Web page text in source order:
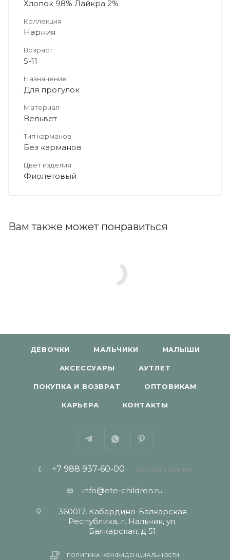
Хлопок 98% Лайкра 2%
Коллекция
Нарния
Возраст
5-11
Назначение
Для прогулок
Материал
Вельвет
Тип карманов
Без карманов
Цвет изделия
Фиолетовый
Вам также может понравиться
ДЕВОЧКИ МАЛЬЧИКИ МАЛЫШИ
АКСЕССУАРЫ АУТЛЕТ
ПОКУПКА И ВОЗВРАТ ОПТОВИКАМ
КАРЬЕРА КОНТАКТЫ
+7 988 937-60-00 ЗАКАЗАТЬ ЗВОНОК
info@ete-children.ru
360017, Кабардино-Балкарская
Республика, г. Нальчик, ул.
Балкарская, д 51
ПОЛИТИКА КОНФИДЕНЦИАЛЬНОСТИ